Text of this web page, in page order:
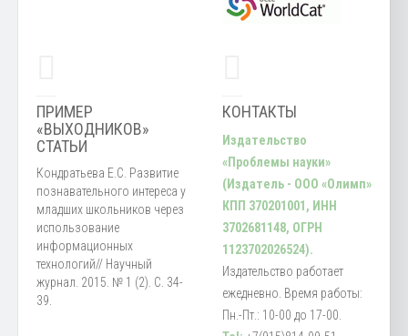
ПРИМЕР
«ВЫХОДНИКОВ»
СТАТЬИ
Кондратьева Е.С. Развитие
познавательного интереса у
младших школьников через
использование
информационных
технологий// Научный
журнал. 2015. № 1 (2). С. 34-
39.
КОНТАКТЫ
Издательство
«Проблемы науки»
(Издатель - ООО «Олимп»
КПП 370201001, ИНН
3702681148, ОГРН
1123702026524).
Издательство работает
ежедневно. Время работы:
Пн.-Пт.: 10-00 до 17-00.